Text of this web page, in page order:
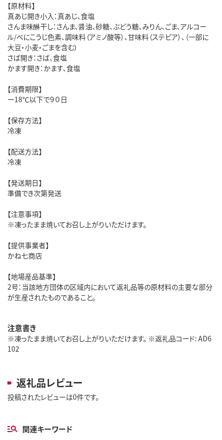
【原材料】
真あじ開き小入：真あじ、食塩
さんま味醂干し：さんま、醤油、砂糖、ぶどう糖、みりん、ごま、アルコー
ル/べにこうじ色素、調味料（アミノ酸等）、甘味料（ステビア）、（一部に
大豆・小麦・ごまを含む）
さば開き：さば、食塩
かます開き：かます、食塩
【消費期限】
ー18℃以下で９０日
【保存方法】
冷凍
【配送方法】
冷凍
【発送期日】
準備でき次第発送
【注意事項】
※凍ったまま焼いてお召し上がりいただけます。
【提供事業者】
かね七商店
【地場産品基準】
2号：当該地方団体の区域内において返礼品等の原材料の主要な部分
が生産されたものであること。
注意書き
※凍ったまま焼いてお召し上がりいただけます。 ※返礼品コード: AD6
102
返礼品レビュー
投稿されたレビューは0件です。
関連キーワード